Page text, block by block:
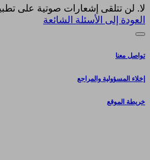
لا. لن تتلقى إشعارات صوتية على
العودة إلى الأسئلة الشائعة
تواصل معنا
إخلاء المسؤولية والمراجع
خريطة الموقع